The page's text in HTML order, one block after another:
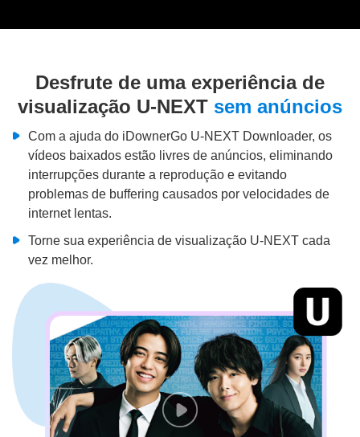
Desfrute de uma experiência de
visualização U-NEXT sem anúncios
Com a ajuda do iDownerGo U-NEXT Downloader, os
vídeos baixados estão livres de anúncios, eliminando
interrupções durante a reprodução e evitando
problemas de buffering causados por velocidades de
internet lentas.
Torne sua experiência de visualização U-NEXT cada
vez melhor.